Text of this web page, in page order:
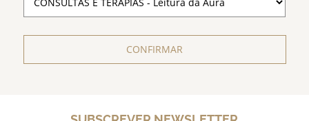
CONFIRMAR